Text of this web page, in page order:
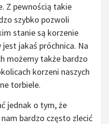
Z pewnością takie
szybko pozwoli
stanie są korzenie
jakaś próchnica. Na
możemy także bardzo
korzeni naszych
torbiele.
jednak o tym, że
bardzo często zlecić